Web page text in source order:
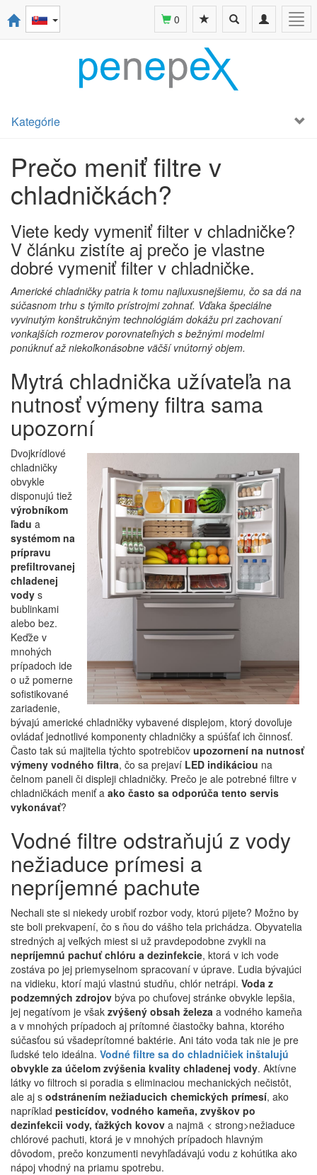
Toggle
navigation
Toggle
search
0
Kategórie
Prečo meniť filtre v
chladničkách?
Viete kedy vymeniť filter v chladničke?
V článku zistíte aj prečo je vlastne
dobré vymeniť filter v chladničke.
Americké chladničky patria k tomu najluxusnejšiemu, čo sa dá na
súčasnom trhu s týmito prístrojmi zohnať. Vďaka špeciálne
vyvinutým konštrukčným technológiám dokážu pri zachovaní
vonkajších rozmerov porovnateľných s bežnými modelmi
ponúknuť až niekoľkonásobne väčší vnútorný objem.
Mytrá chladnička užívateľa na
nutnosť výmeny filtra sama
upozorní
Dvojkrídlové
chladničky
obvykle
disponujú tiež
výrobníkom
ľadu a
systémom na
prípravu
prefiltrovanej
chladenej
vody s
bublinkami
alebo bez.
Keďže v
mnohých
prípadoch ide
o už pomerne
sofistikované
zariadenie,
bývajú americké chladničky vybavené displejom, ktorý dovoľuje
ovládať jednotlivé komponenty chladničky a spúšťať ich činnosť.
Často tak sú majitelia týchto spotrebičov upozornení na nutnosť
výmeny vodného filtra, čo sa prejaví LED indikáciou na
čelnom paneli či displeji chladničky. Prečo je ale potrebné filtre v
chladničkách meniť a ako často sa odporúča tento servis
vykonávať?
Vodné filtre odstraňujú z vody
nežiaduce prímesi a
nepríjemné pachute
Nechali ste si niekedy urobiť rozbor vody, ktorú pijete? Možno by
ste boli prekvapení, čo s ňou do vášho tela prichádza. Obyvatelia
stredných aj veľkých miest si už pravdepodobne zvykli na
nepríjemnú pachuť chlóru a dezinfekcie, ktorá v ich vode
zostáva po jej priemyselnom spracovaní v úprave. Ľudia bývajúci
na vidieku, ktorí majú vlastnú studňu, chlór netrápi. Voda z
podzemných zdrojov býva po chuťovej stránke obvykle lepšia,
jej negatívom je však zvýšený obsah železa a vodného kameňa
a v mnohých prípadoch aj prítomné čiastočky bahna, ktorého
súčasťou sú všadeprítomné baktérie. Ani táto voda tak nie je pre
ľudské telo ideálna. Vodné filtre sa do chladničiek inštalujú
obvykle za účelom zvýšenia kvality chladenej vody. Aktívne
látky vo filtroch si poradia s eliminaciou mechanických nečistôt,
ale aj s odstránením nežiaducich chemických prímesí, ako
napríklad pesticídov, vodného kameňa, zvyškov po
dezinfekcii vody, ťažkých kovov a najmä < strong>nežiaduce
chlórové pachuti, ktorá je v mnohých prípadoch hlavným
dôvodom, prečo konzumenti nevyhľadávajú vodu z kohútika ako
nápoj vhodný na priamu spotrebu.